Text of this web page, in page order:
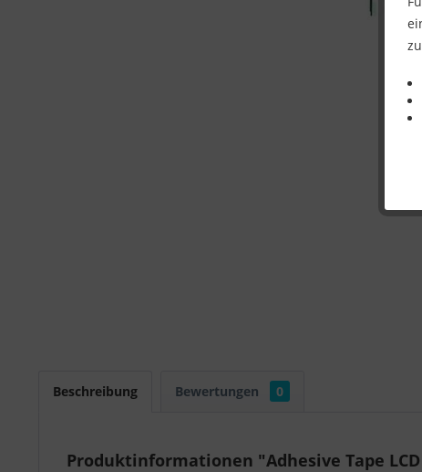
Beschreibung Bewertungen 0
Produktinformationen "Adhesive Tape LCD